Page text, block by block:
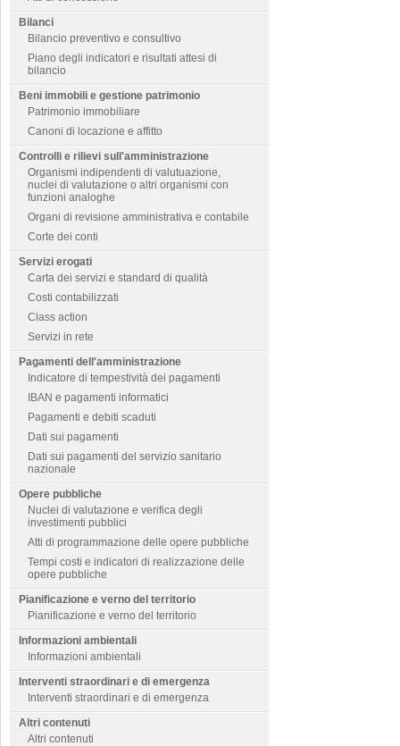
Bilanci
Bilancio preventivo e consultivo
Piano degli indicatori e risultati attesi di
bilancio
Beni immobili e gestione patrimonio
Patrimonio immobiliare
Canoni di locazione e affitto
Controlli e rilievi sull'amministrazione
Organismi indipendenti di valutuazione,
nuclei di valutazione o altri organismi con
funzioni analoghe
Organi di revisione amministrativa e contabile
Corte dei conti
Servizi erogati
Carta dei servizi e standard di qualità
Costi contabilizzati
Class action
Servizi in rete
Pagamenti dell'amministrazione
Indicatore di tempestività dei pagamenti
IBAN e pagamenti informatici
Pagamenti e debiti scaduti
Dati sui pagamenti
Dati sui pagamenti del servizio sanitario
nazionale
Opere pubbliche
Nuclei di valutazione e verifica degli
investimenti pubblici
Atti di programmazione delle opere pubbliche
Tempi costi e indicatori di realizzazione delle
opere pubbliche
Pianificazione e verno del territorio
Pianificazione e verno del territorio
Informazioni ambientali
Informazioni ambientali
Interventi straordinari e di emergenza
Interventi straordinari e di emergenza
Altri contenuti
Altri contenuti